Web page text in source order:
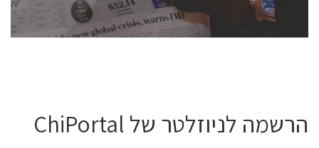
לחץ לפרטים
הרשמה לניוזלטר של ChiPortal